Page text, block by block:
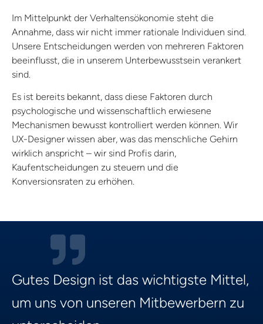
Im Mittelpunkt der Verhaltensökonomie steht die
Annahme, dass wir nicht immer rationale Individuen sind.
Unsere Entscheidungen werden von mehreren Faktoren
beeinflusst, die in unserem Unterbewusstsein verankert
sind.
Es ist bereits bekannt, dass diese Faktoren durch
psychologische und wissenschaftlich erwiesene
Mechanismen bewusst kontrolliert werden können. Wir
UX-Designer wissen aber, was das menschliche Gehirn
wirklich anspricht – wir sind Profis darin,
Kaufentscheidungen zu steuern und die
Konversionsraten zu erhöhen.
Gutes Design ist das wichtigste Mittel,
um uns von unseren Mitbewerbern zu